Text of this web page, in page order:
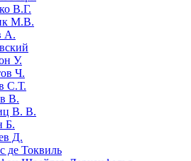
В.Г.
М.В.
А.
У.
Ч.
С.Т.
В.
В. В.
Б.
Д.
де Токвиль